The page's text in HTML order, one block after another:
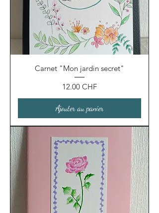
Carnet "Mon jardin secret"
Prix
12.00 CHF
Ajouter au panier